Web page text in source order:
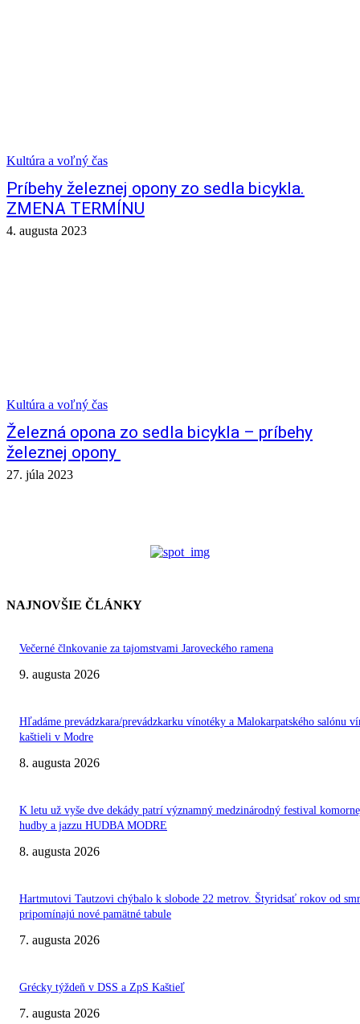
Kultúra a voľný čas
Príbehy železnej opony zo sedla bicykla.
ZMENA TERMÍNU
4. augusta 2023
Kultúra a voľný čas
Železná opona zo sedla bicykla – príbehy
železnej opony
27. júla 2023
NAJNOVŠIE ČLÁNKY
Večerné člnkovanie za tajomstvami Jaroveckého ramena
9. augusta 2026
Hľadáme prevádzkara/prevádzkarku vínotéky a Malokarpatského salónu
kaštieli v Modre
8. augusta 2026
K letu už vyše dve dekády patrí významný medzinárodný festival
hudby a jazzu HUDBA MODRE
8. augusta 2026
Hartmutovi Tautzovi chýbalo k slobode 22 metrov. Štyridsať rokov od
pripomínajú nové pamätné tabule
7. augusta 2026
Grécky týždeň v DSS a ZpS Kaštieľ
7. augusta 2026